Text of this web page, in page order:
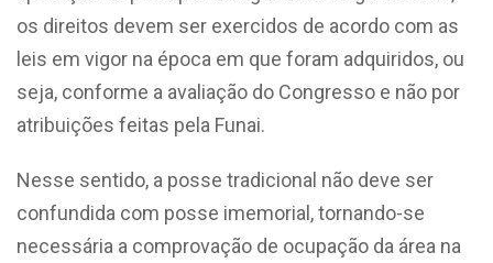
os direitos devem ser exercidos de acordo com as
leis em vigor na época em que foram adquiridos, ou
seja, conforme a avaliação do Congresso e não por
atribuições feitas pela Funai.
Nesse sentido, a posse tradicional não deve ser
confundida com posse imemorial, tornando-se
necessária a comprovação de ocupação da área na